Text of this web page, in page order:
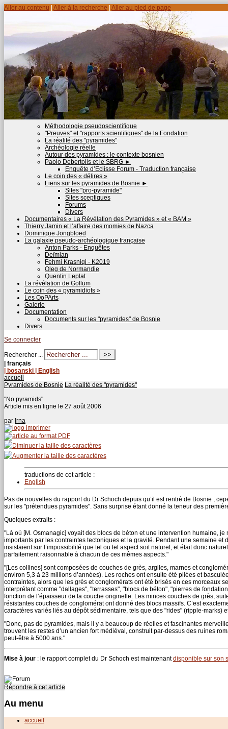
Aller au contenu Aller à la recherche Aller au pied de page
Méthodologie pseudoscientifique
"Preuves" et "rapports scientifiques" de la Fondation
La réalité des "pyramides"
Archéologie réelle
Autour des pyramides : le contexte bosnien
Paolo Debertolis et le SBRG ►
Enquête d’Eclisse Forum - Traduction française
Le coin des « délires »
Liens sur les pyramides de Bosnie ►
Sites "pro-pyramide"
Sites sceptiques
Forums
Divers
Documentaires « La Révélation des Pyramides » et « BAM »
Thierry Jamin et l’affaire des momies de Nazca
Dominique Jongbloed
La galaxie pseudo-archéologique française
Anton Parks - Enquêtes
Deïmian
Fehmi Krasniqi - K2019
Oleg de Normandie
Quentin Leplat
La révélation de Gollum
Le coin des « pyramidiots »
Les OoPArts
Galerie
Documentation
Documents sur les "pyramides" de Bosnie
Divers
Se connecter
Rechercher ...
| français
| bosanski | English
accueil
Pyramides de Bosnie La réalité des "pyramides"
"No pyramids"
Article mis en ligne le 27 août 2006
par Irna
traductions de cet article :
English
Pas de nouvelles du rapport du Dr Schoch depuis qu’il est rentré de Bosnie ;
sur les "prétendues pyramides". Sans surprise étant donné la teneur des
Quelques extraits :
"Là où [M. Osmanagic] voyait des blocs de béton et une intervention humaine,
importants par les contraintes tectoniques et la gravité. Pendant une semaine
insistaient sur l’impossibilité que tel ou tel aspect soit naturel, et était donc
parfaitement raisonnable à chacun de ces mêmes aspects."
"[Les collines] sont composées de couches de grès, argiles, marnes et
environ 5,3 à 23 millions d’années). Les roches ont ensuite été pliées et
contraintes, alors que les grès et conglomérats ont été brisés en ces morceaux
interprétant comme "dallages", "terrasses", "blocs de béton", "pierres de
fonction de l’épaisseur de la couche originelle. Les minces couches de grès,
résistantes couches de conglomérat ont donné des blocs massifs. C’est
caractères variés liés au dépôt sédimentaire, tels que des "rides" (ripple-marks)
"Donc, pas de pyramides, mais il y a beaucoup de réelles et fascinantes
trouvent les restes d’un ancien fort médiéval, construit par-dessus des ruines
peut-être à 5000 ans."
Mise à jour : le rapport complet du Dr Schoch est maintenantdisponible sur son
Répondre à cet article
Au menu
accueil